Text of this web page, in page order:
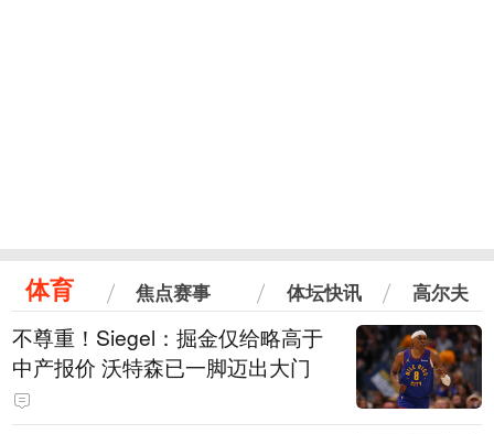
体育 焦点赛事 体坛快讯 高尔夫
不尊重！Siegel：掘金仅给略高于
中产报价 沃特森已一脚迈出大门